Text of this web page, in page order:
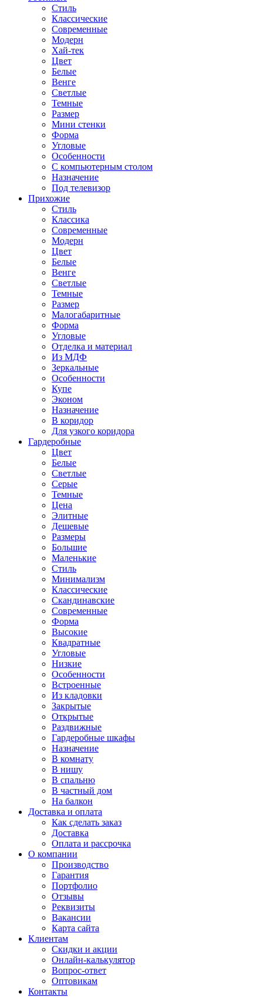
Стиль
Классические
Современные
Модерн
Хай-тек
Цвет
Белые
Венге
Светлые
Темные
Размер
Мини стенки
Форма
Угловые
Особенности
С компьютерным столом
Назначение
Под телевизор
Прихожие
Стиль
Классика
Современные
Модерн
Цвет
Белые
Венге
Светлые
Темные
Размер
Малогабаритные
Форма
Угловые
Отделка и материал
Из МДФ
Зеркальные
Особенности
Купе
Эконом
Назначение
В коридор
Для узкого коридора
Гардеробные
Цвет
Белые
Светлые
Серые
Темные
Цена
Элитные
Дешевые
Размеры
Большие
Маленькие
Стиль
Минимализм
Классические
Скандинавские
Современные
Форма
Высокие
Квадратные
Угловые
Низкие
Особенности
Встроенные
Из кладовки
Закрытые
Открытые
Раздвижные
Гардеробные шкафы
Назначение
В комнату
В нишу
В спальню
В частный дом
На балкон
Доставка и оплата
Как сделать заказ
Доставка
Оплата и рассрочка
О компании
Производство
Гарантия
Портфолио
Отзывы
Реквизиты
Вакансии
Карта сайта
Клиентам
Скидки и акции
Онлайн-калькулятор
Вопрос-ответ
Оптовикам
Контакты